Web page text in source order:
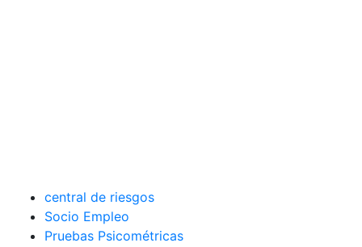
central de riesgos
Socio Empleo
Pruebas Psicométricas